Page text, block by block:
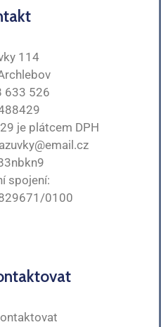
114
633 526
je plátcem DPH
spojení:
0100